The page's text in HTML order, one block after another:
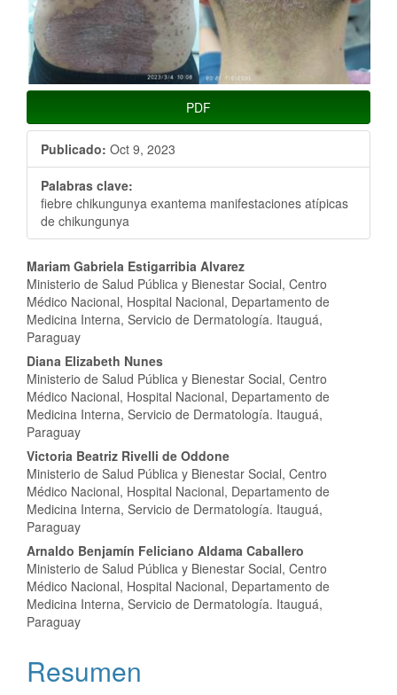
PDF
Publicado: Oct 9, 2023
Palabras clave:
fiebre chikungunya exantema manifestaciones atípicas
de chikungunya
Contenido
principal
del
artículo
Mariam Gabriela Estigarribia Alvarez
Ministerio de Salud Pública y Bienestar Social, Centro
Médico Nacional, Hospital Nacional, Departamento de
Medicina Interna, Servicio de Dermatología. Itauguá,
Paraguay
Diana Elizabeth Nunes
Ministerio de Salud Pública y Bienestar Social, Centro
Médico Nacional, Hospital Nacional, Departamento de
Medicina Interna, Servicio de Dermatología. Itauguá,
Paraguay
Victoria Beatriz Rivelli de Oddone
Ministerio de Salud Pública y Bienestar Social, Centro
Médico Nacional, Hospital Nacional, Departamento de
Medicina Interna, Servicio de Dermatología. Itauguá,
Paraguay
Arnaldo Benjamín Feliciano Aldama Caballero
Ministerio de Salud Pública y Bienestar Social, Centro
Médico Nacional, Hospital Nacional, Departamento de
Medicina Interna, Servicio de Dermatología. Itauguá,
Paraguay
Resumen